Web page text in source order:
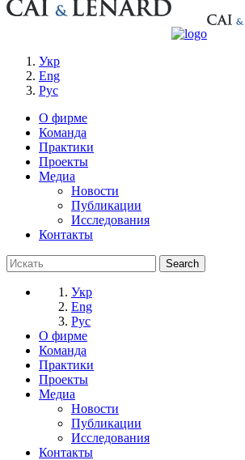
Укр
Eng
Рус
О фирме
Команда
Практики
Проекты
Медиа
Новости
Публикации
Исследования
Контакты
Укр
Eng
Рус
О фирме
Команда
Практики
Проекты
Медиа
Новости
Публикации
Исследования
Контакты